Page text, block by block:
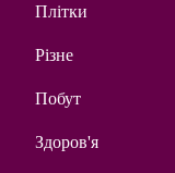
Плітки
Різне
Побут
Здоров'я